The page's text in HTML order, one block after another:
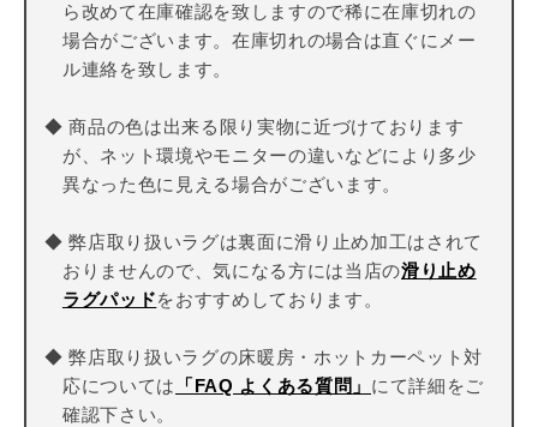
ら改めて在庫確認を致しますので稀に在庫切れの
場合がございます。在庫切れの場合は直ぐにメー
ル連絡を致します。
◆ 商品の色は出来る限り実物に近づけております
が、ネット環境やモニターの違いなどにより多少
異なった色に見える場合がございます。
◆ 弊店取り扱いラグは裏面に滑り止め加工はされて
おりませんので、気になる方には当店の滑り止め
ラグパッドをおすすめしております。
◆ 弊店取り扱いラグの床暖房・ホットカーペット対
応については
「FAQ よくある質問」 にて詳細をご
確認下さい。